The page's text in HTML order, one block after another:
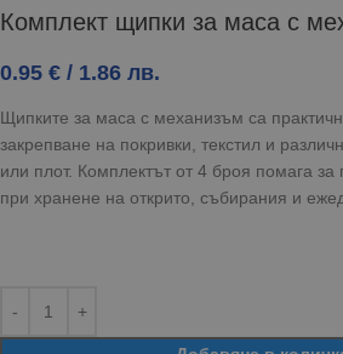
Комплект щипки за маса с
0.95 € / 1.86 лв.
Щипките за маса с механизъм са
закрепване на покривки, текстил и
или плот. Комплектът от 4 броя помага
при хранене на открито, събирания и